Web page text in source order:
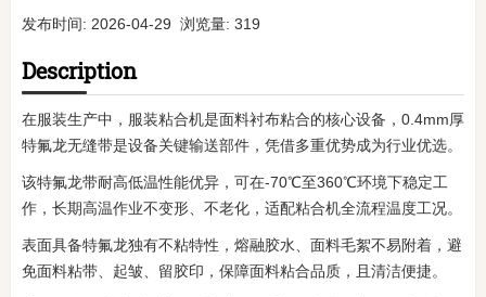
发布时间: 2026-04-29 浏览量: 319
Description
在服装生产中，服装粘合机是面料衬布粘合的核心设备，0.4mm厚
特氟龙无缝带是设备关键输送部件，凭借多重优势成为行业优选。
该特氟龙带耐高低温性能优异，可在-70℃至360℃环境下稳定工
作，长期高温作业不变形、不老化，适配粘合机全流程温度工况。
表面具备特氟龙独有不粘特性，熔融胶水、面料毛絮不易附着，避
免面料粘带、起皱、留胶印，保障面料粘合品质，且清洁便捷。